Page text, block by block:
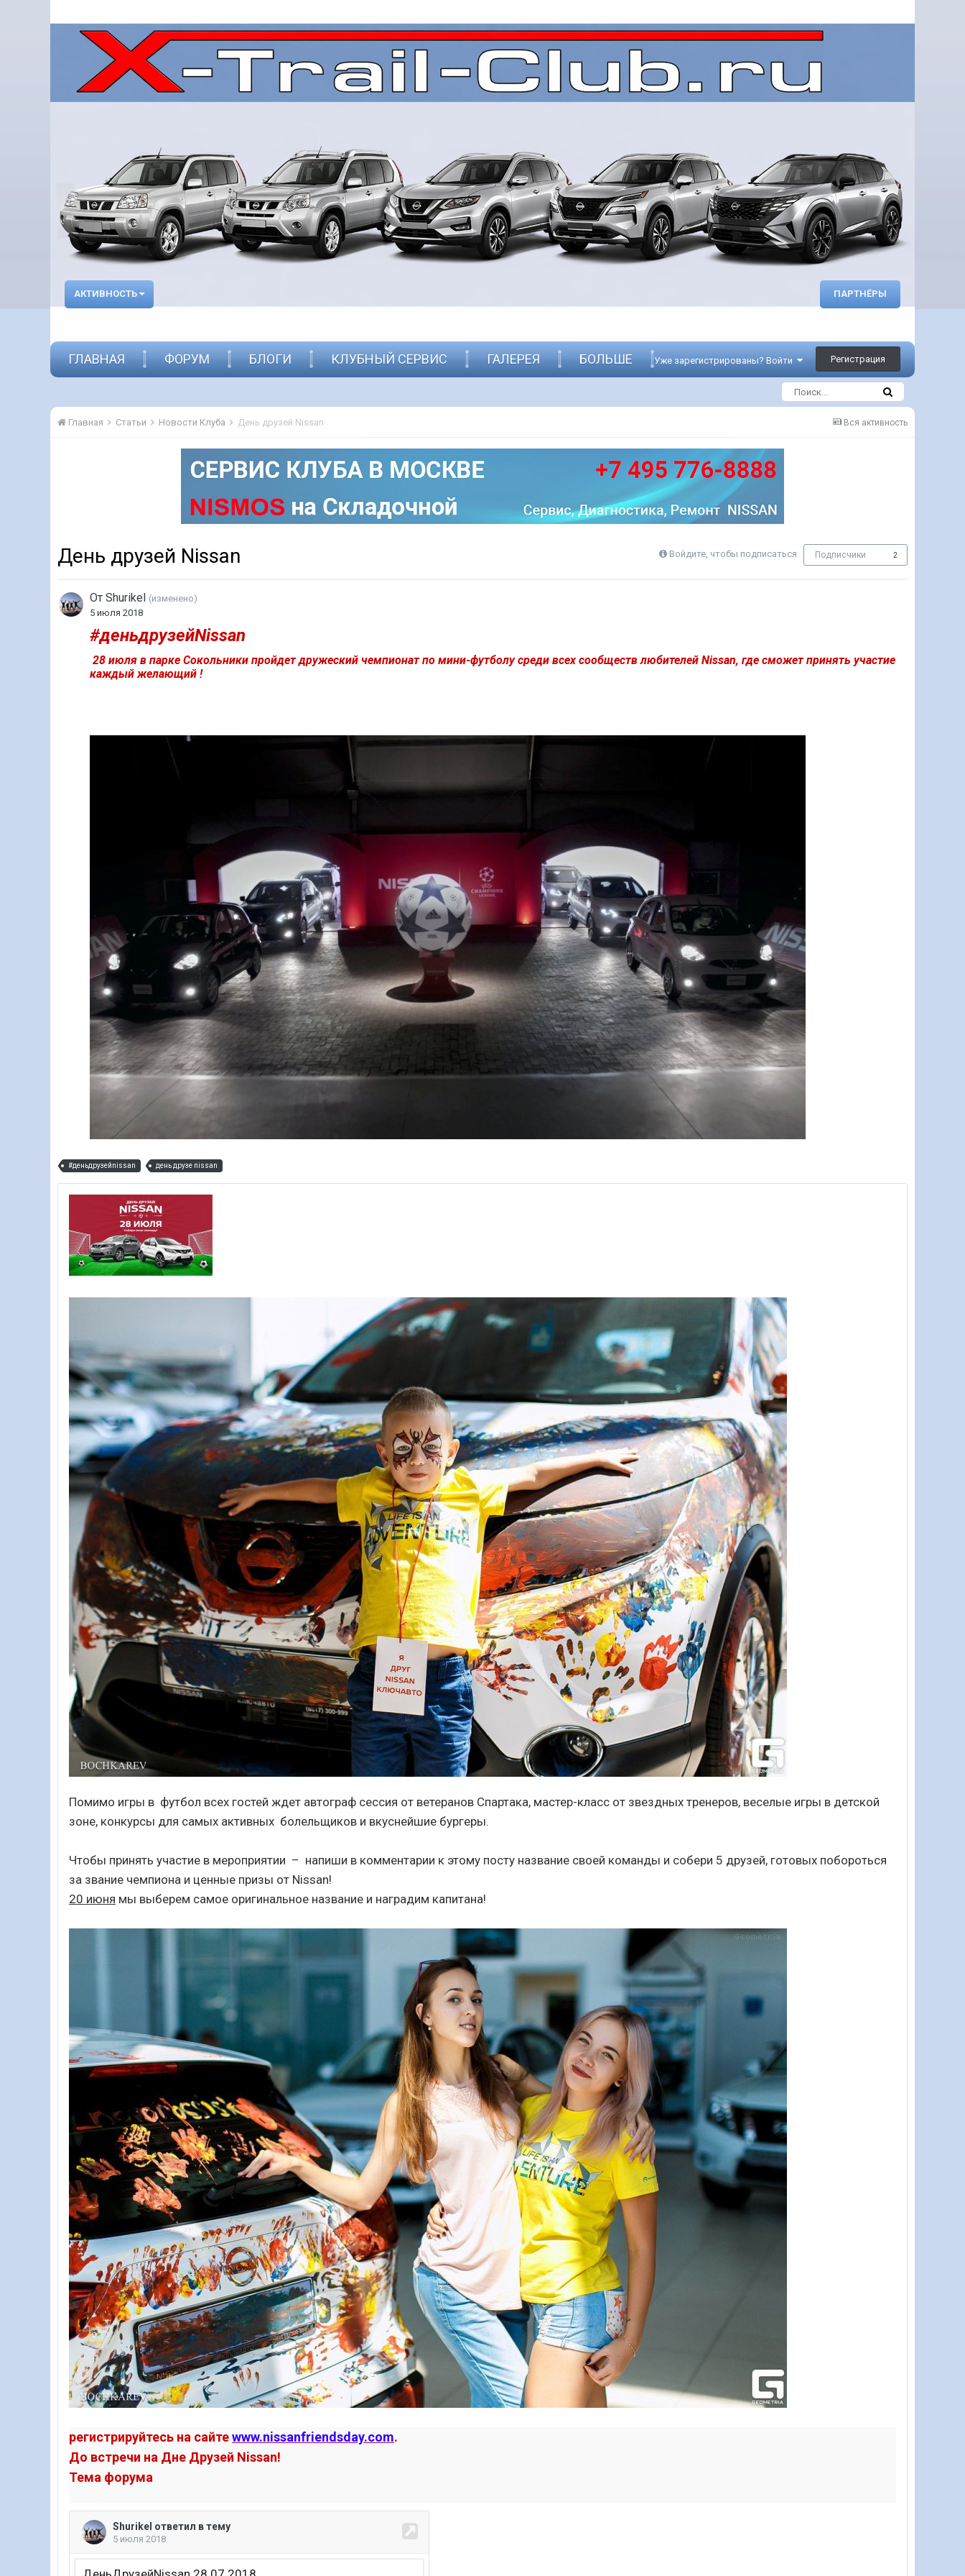
АКТИВНОСТЬ ПАРТНЁРЫ
Уже зарегистрированы? Войти Регистрация
ГЛАВНАЯ ФОРУМ БЛОГИ КЛУБНЫЙ СЕРВИС ГАЛЕРЕЯ БОЛЬШЕ
Вся активность
Главная Статьи Новости Клуба День друзей Nissan
Войдите, чтобы подписаться Подписчики 2
День друзей Nissan
От Shurikel (изменено)
5 июля 2018
#деньдрузейNissan
28 июля в парке Сокольники пройдет дружеский чемпионат по мини-футболу среди всех сообществ любителей Nissan, где сможет принять участие
каждый желающий !
#деньдрузейnissan день друзе nissan
Помимо игры в футбол всех гостей ждет автограф сессия от ветеранов Спартака, мастер-класс от звездных тренеров, веселые игры в детской
зоне, конкурсы для самых активных болельщиков и вкуснейшие бургеры.
Чтобы принять участие в мероприятии – напиши в комментарии к этому посту название своей команды и собери 5 друзей, готовых побороться
за звание чемпиона и ценные призы от Nissan!
20 июня мы выберем самое оригинальное название и наградим капитана!
регистрируйтесь на сайтеwww.nissanfriendsday.com.
До встречи на Дне Друзей Nissan!
Тема форума